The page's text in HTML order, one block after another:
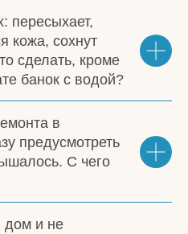
пересыхает,
кожа, сохнут
сделать, кроме
банок с водой?
в
предусмотреть
С чего
дом и не